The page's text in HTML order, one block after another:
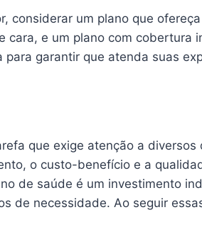
considerar um plano que
cara, e um plano com
garantir que atenda suas
que exige atenção a
o custo-benefício e a
de saúde é um investimento
de necessidade. Ao seguir